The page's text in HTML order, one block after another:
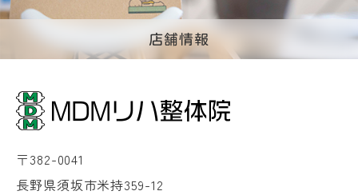
店舗情報
〒382-0041
長野県須坂市米持359-12